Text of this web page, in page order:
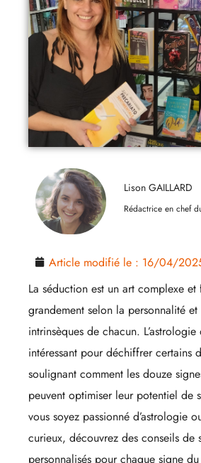
Lison GAILLARD
Rédactrice en chef
Article modifié le : 16/04/
La séduction est un art complexe
grandement selon la personnalité et
intrinsèques de chacun.
intéressant pour déchiffrer certains
soulignant comment les douze
peuvent optimiser leur potentiel de
vous soyez passionné d’astrologie
curieux, découvrez des conseils de
personnalisés pour chaque signe